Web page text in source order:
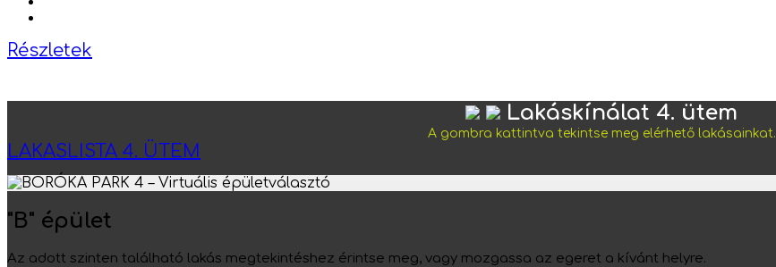
Részletek
Lakáskínálat 4. ütem
A gombra kattintva tekintse meg elérhető lakásainkat.
LAKASLISTA 4. ÜTEM
"B" épület
Az adott szinten található lakás megtekintéshez érintse meg, vagy mozgassa az egeret a kívánt helyre.